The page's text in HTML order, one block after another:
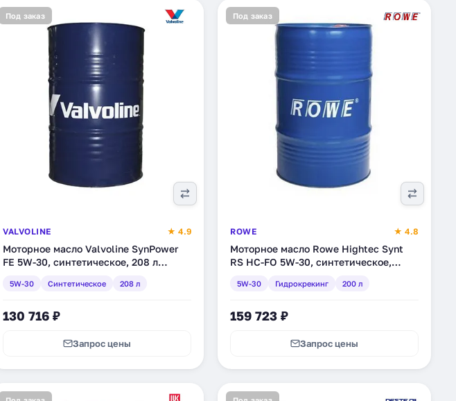
Под заказ
VALVOLINE ★ 4.9
Моторное масло Valvoline SynPower
FE 5W-30, синтетическое, 208 л
5W-30 Синтетическое 208 л
130 716 ₽
Запрос цены
Под заказ
ROWE ★ 4.8
Моторное масло Rowe Hightec Synt
RS HC-FO 5W-30, синтетическое,
5W-30 Гидрокрекинг 200 л
159 723 ₽
Запрос цены